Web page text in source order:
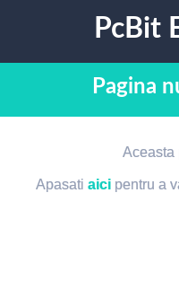
PcBit
Pagina
Aceasta
Apasatiaici pentru a